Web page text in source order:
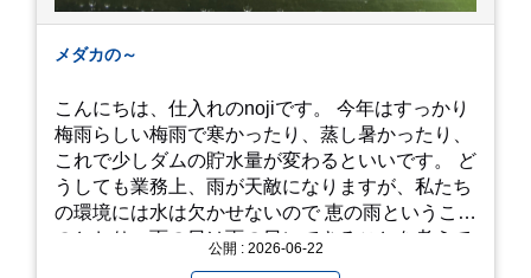
メダカの～
こんにちは、仕入れのnojiです。 今年はすっかり
梅雨らしい梅雨で寒かったり、蒸し暑かったり、
これで少しダムの貯水量が変わるといいです。 ど
うしても業務上、雨が天敵になりますが、私たち
の環境には水は欠かせないので 恵の雨というこば
のとおり、雨の日は雨の日にできることを考えて
公開 : 2026-06-22